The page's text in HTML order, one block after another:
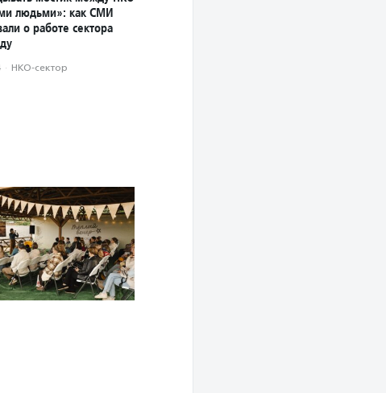
людьми»: как СМИ
о работе сектора
· НКО-сектор